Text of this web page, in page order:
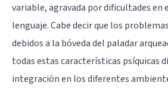
variable, agravada por dificultades en
lenguaje. Cabe decir que los
debidos a la bóveda del paladar
todas estas características psíquicas
integración en los diferentes